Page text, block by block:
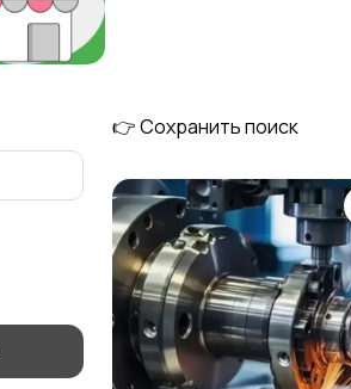
👉 Сохранить поиск